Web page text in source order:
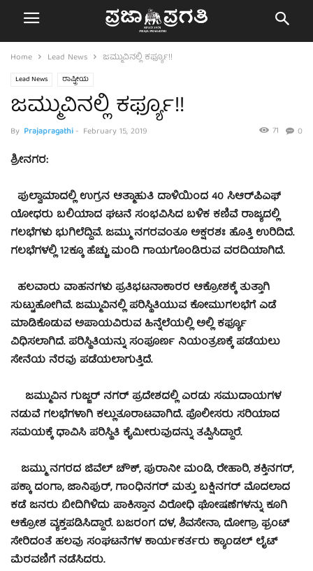
Home Lead News ಜಮ್ಮುವಿನಲ್ಲಿ ಕರ್ಫ್ಯೂ!!
Lead News ರಾಷ್ಟ್ರೀಯ
ಜಮ್ಮುವಿನಲ್ಲಿ ಕರ್ಫ್ಯೂ!!
By Prajapragathi- February 15, 2019 0
71
ಶ್ರೀನಗರ:
ಪುಲ್ವಾಮಾದಲ್ಲಿ ಉಗ್ರನ ಆತ್ಮಾಹುತಿ ದಾಳಿಯಿಂದ 40 ಸಿಆರ್​ಪಿಎಫ್
ಯೋಧರು ಬಲಿಯಾದ ಘಟನೆ ಸಂಭವಿಸಿದ ಬಳಿಕ ಕಣಿವೆ ರಾಜ್ಯದಲ್ಲಿ
ಗಲಭೆಗಳು ಭುಗಿಲೆದ್ದಿವೆ. ಜಮ್ಮು ನಗರವಂತೂ ಅಕ್ಷರಶಃ ಹೊತ್ತಿ ಉರಿದಿದೆ.
ಗಲಭೆಗಳಲ್ಲಿ 12ಕ್ಕೂ ಹೆಚ್ಚು ಮಂದಿ ಗಾಯಗೊಂಡಿರುವ ವರದಿಯಾಗಿದೆ.
ಹಲವಾರು ವಾಹನಗಳು ಪ್ರತಿಭಟನಾಕಾರರ ಆಕ್ರೋಶಕ್ಕೆ ತುತ್ತಾಗಿ
ಸುಟ್ಟುಹೋಗಿವೆ. ಜಮ್ಮುವಿನಲ್ಲಿ ಪರಿಸ್ಥಿತಿಯುವ ಕೋಮುಗಲಭೆಗೆ ಎಡೆ
ಮಾಡಿಕೊಡುವ ಅಪಾಯವಿರುವ ಹಿನ್ನೆಲೆಯಲ್ಲಿ ಅಲ್ಲಿ ಕರ್ಫ್ಯೂ
ವಿಧಿಸಲಾಗಿದೆ. ಪರಿಸ್ಥಿತಿಯನ್ನು ಸಂಪೂರ್ಣ ನಿಯಂತ್ರಣಕ್ಕೆ ಪಡೆಯಲು
ಸೇನೆಯ ನೆರವು ಪಡೆಯಲಾಗುತ್ತಿದೆ.
ಜಮ್ಮುವಿನ ಗುಜ್ಜರ್ ನಗರ್ ಪ್ರದೇಶದಲ್ಲಿ ಎರಡು ಸಮುದಾಯಗಳ
ನಡುವೆ ಗಲಭೆಗಳಾಗಿ ಕಲ್ಲುತೂರಾಟವಾಗಿದೆ. ಪೊಲೀಸರು ಸರಿಯಾದ
ಸಮಯಕ್ಕೆ ಧಾವಿಸಿ ಪರಿಸ್ಥಿತಿ ಕೈಮೀರುವುದನ್ನು ತಪ್ಪಿಸಿದ್ದಾರೆ.
ಜಮ್ಮು ನಗರದ ಜಿವೆಲ್ ಚೌಕ್, ಪುರಾನೀ ಮಂಡಿ, ರೇಹಾರಿ, ಶಕ್ತಿನಗರ್,
ಪಕ್ಕಾ ದಂಗಾ, ಜಾನಿಪುರ್, ಗಾಂಧಿನಗರ್ ಮತ್ತು ಬಕ್ಷಿನಗರ್ ಮೊದಲಾದ
ಕಡೆ ಜನರು ಬೀದಿಗಿಳಿದು ಪಾಕಿಸ್ತಾನ ವಿರೋಧಿ ಘೋಷಣೆಗಳನ್ನು ಕೂಗಿ
ಆಕ್ರೋಶ ವ್ಯಕ್ತಪಡಿಸಿದ್ದಾರೆ. ಬಜರಂಗ ದಳ, ಶಿವಸೇನಾ, ದೋಗ್ರಾ ಫ್ರಂಟ್
ಸೇರಿದಂತೆ ಹಲವು ಸಂಘಟನೆಗಳ ಕಾರ್ಯಕರ್ತರು ಕ್ಯಾಂಡಲ್ ಲೈಟ್
ಮೆರವಣಿಗೆ ನಡೆಸಿದರು.